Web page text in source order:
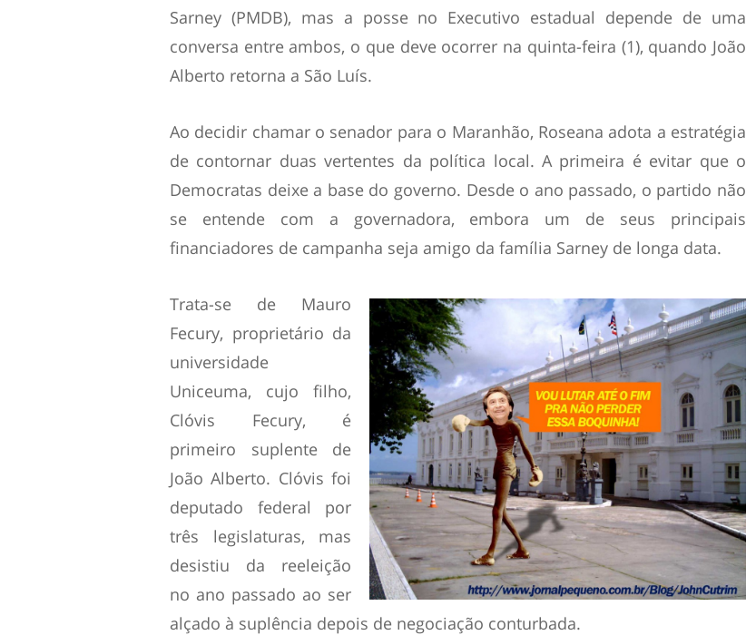
Sarney (PMDB), mas a posse no Executivo estadual depende de uma
conversa entre ambos, o que deve ocorrer na quinta-feira (1), quando João
Alberto retorna a São Luís.
Ao decidir chamar o senador para o Maranhão, Roseana adota a estratégia
de contornar duas vertentes da política local. A primeira é evitar que o
Democratas deixe a base do governo. Desde o ano passado, o partido não
se entende com a governadora, embora um de seus principais
financiadores de campanha seja amigo da família Sarney de longa data.
Trata-se de Mauro
Fecury, proprietário da
universidade
Uniceuma, cujo filho,
Clóvis Fecury, é
primeiro suplente de
João Alberto. Clóvis foi
deputado federal por
três legislaturas, mas
desistiu da reeleição
no ano passado ao ser
alçado à suplência depois de negociação conturbada.